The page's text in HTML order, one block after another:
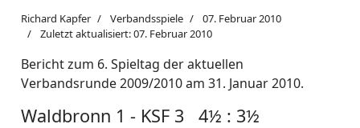
Richard Kapfer Verbandsspiele
07. Februar 2010
Zuletzt aktualisiert: 07. Februar 2010
Bericht zum 6. Spieltag der aktuellen
Verbandsrunde 2009/2010 am 31. Januar 2010.
Waldbronn 1 - KSF 3 4½ : 3½